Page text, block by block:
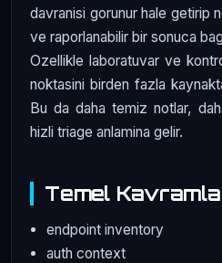
davranisi gorunur hale getirip
ve raporlanabilir bir sonuca
Ozellikle laboratuvar ve
noktasini birden fazla
Bu da daha temiz notlar,
hizli triage anlamina gelir.
Temel
endpoint inventory
auth context